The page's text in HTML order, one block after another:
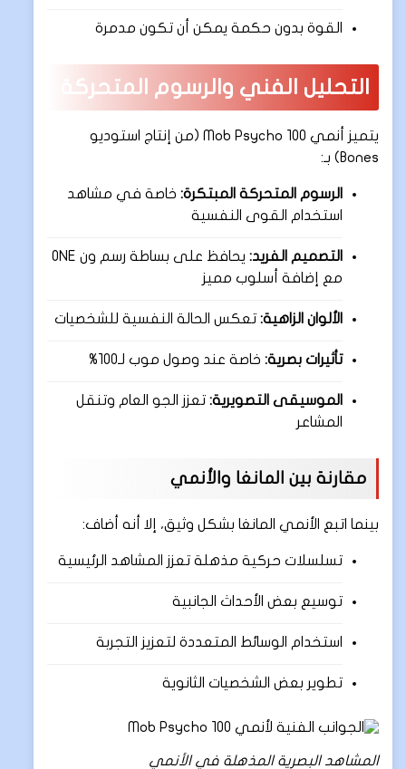
القوة بدون حكمة يمكن أن تكون مدمرة
التحليل الفني والرسوم المتحركة
يتميز أنمي Mob Psycho 100 (من إنتاج استوديو
Bones) بـ:
الرسوم المتحركة المبتكرة: خاصة في مشاهد
استخدام القوى النفسية
التصميم الفريد:
يحافظ على بساطة رسم ون ONE
مع إضافة أسلوب مميز
الألوان الزاهية: تعكس الحالة النفسية للشخصيات
تأثيرات بصرية: خاصة عند وصول موب لـ100%
الموسيقى التصويرية: تعزز الجو العام وتنقل
المشاعر
مقارنة بين المانغا والأنمي
بينما اتبع الأنمي المانغا بشكل وثيق، إلا أنه أضاف:
تسلسلات حركية مذهلة تعزز المشاهد الرئيسية
توسيع بعض الأحداث الجانبية
استخدام الوسائط المتعددة لتعزيز التجربة
تطوير بعض الشخصيات الثانوية
المشاهد البصرية المذهلة في الأنمي